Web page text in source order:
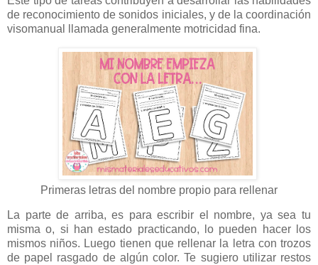
de reconocimiento de sonidos iniciales, y de la coordinación
visomanual llamada generalmente motricidad fina.
Primeras letras del nombre propio para rellenar
La parte de arriba, es para escribir el nombre, ya sea tu
misma o, si han estado practicando, lo pueden hacer los
mismos niños. Luego tienen que rellenar la letra con trozos
de papel rasgado de algún color. Te sugiero utilizar restos